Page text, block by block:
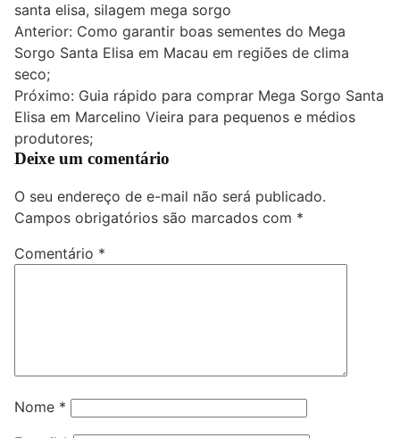
santa elisa, silagem mega sorgo
Navegação
de
Post
Anterior: Como garantir boas sementes do Mega
Sorgo Santa Elisa em Macau em regiões de clima
seco;
Próximo: Guia rápido para comprar Mega Sorgo Santa
Elisa em Marcelino Vieira para pequenos e médios
produtores;
Deixe um comentário
O seu endereço de e-mail não será publicado.
Campos obrigatórios são marcados com *
Comentário *
Nome *